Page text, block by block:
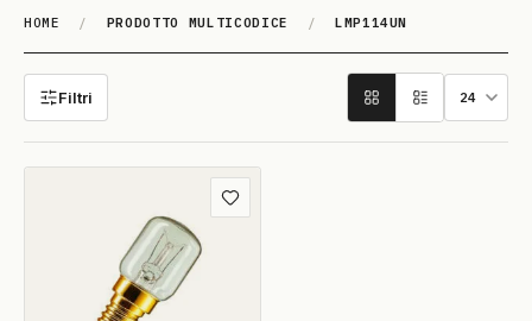
HOME / PRODOTTO MULTICODICE / LMP114UN
LMP114UN
Filtri
Aggiungi ai preferiti